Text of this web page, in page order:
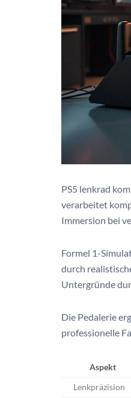
PS5 lenkrad
verarbeitet
Immersion bei
Formel 1-
durch
Untergründe
Die Pedalerie
professionelle
Aspekt
Lenkpräzision